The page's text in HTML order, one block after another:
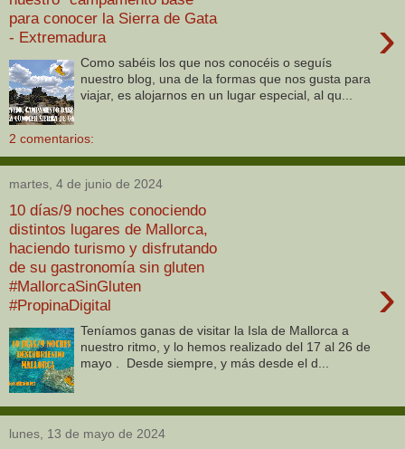
para conocer la Sierra de Gata
- Extremadura
›
Como sabéis los que nos conocéis o seguís
nuestro blog, una de la formas que nos gusta para
viajar, es alojarnos en un lugar especial, al qu...
2 comentarios:
martes, 4 de junio de 2024
10 días/9 noches conociendo
distintos lugares de Mallorca,
haciendo turismo y disfrutando
de su gastronomía sin gluten
#MallorcaSinGluten
#PropinaDigital
›
Teníamos ganas de visitar la Isla de Mallorca a
nuestro ritmo, y lo hemos realizado del 17 al 26 de
mayo . Desde siempre, y más desde el d...
lunes, 13 de mayo de 2024